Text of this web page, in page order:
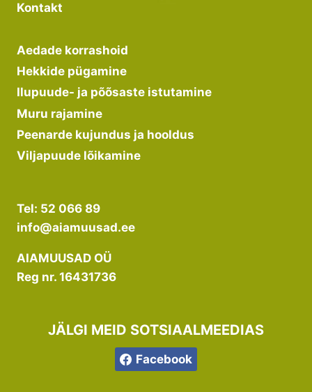
Kontakt
Aedade korrashoid
Hekkide pügamine
Ilupuude- ja põõsaste istutamine
Muru rajamine
Peenarde kujundus ja hooldus
Viljapuude lõikamine
Tel: 52 066 89
info@aiamuusad.ee
AIAMUUSAD OÜ
Reg nr. 16431736
JÄLGI MEID SOTSIAALMEEDIAS
Facebook